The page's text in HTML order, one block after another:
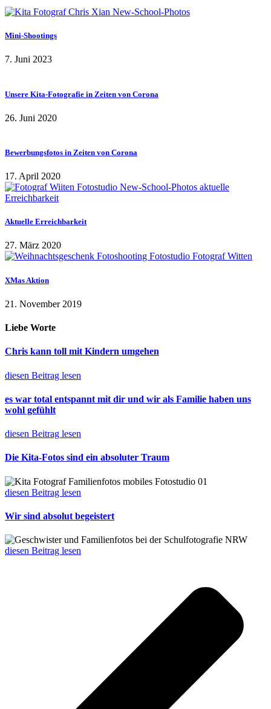
Mini-Shootings
7. Juni 2023
Unsere Kita-Fotografie in Zeiten von Corona
26. Juni 2020
Bewerbungsfotos in Zeiten von Corona
17. April 2020
Aktuelle Erreichbarkeit
27. März 2020
XMas Aktion
21. November 2019
Liebe Worte
Chris kann toll mit Kindern umgehen
diesen Beitrag lesen
es war total entspannt mit dir und wir als Familie haben uns
wohl gefühlt
diesen Beitrag lesen
Die Kita-Fotos sind ein absoluter Traum
diesen Beitrag lesen
Wir sind absolut begeistert
diesen Beitrag lesen